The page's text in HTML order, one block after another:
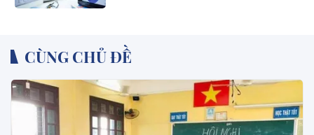
CÙNG CHỦ ĐỀ